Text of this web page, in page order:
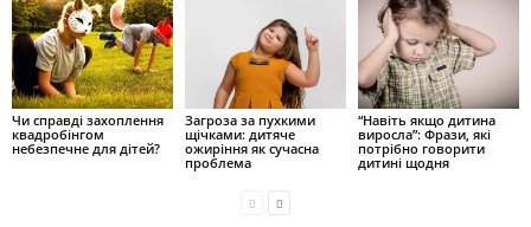
Чи справді захоплення
квадробінгом
небезпечне для дітей?
Загроза за пухкими
щічками: дитяче
ожиріння як сучасна
проблема
“Навіть якщо дитина
виросла”: Фрази, які
потрібно говорити
дитині щодня